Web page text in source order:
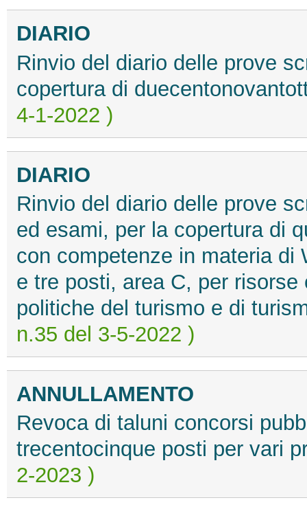
DIARIO
Rinvio del diario delle prove
copertura di
4-1-2022 )
DIARIO
Rinvio del diario delle prove
ed esami, per la copertura di
con competenze in materia di
e tre posti, area C, per
politiche del turismo e di
n.35 del 3-5-2022 )
ANNULLAMENTO
Revoca di taluni concorsi
trecentocinque posti per vari
2-2023 )